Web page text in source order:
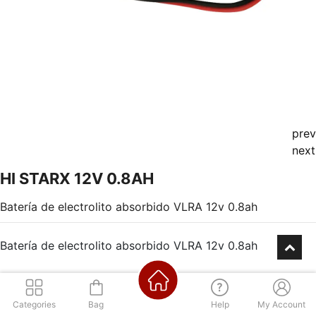
prev
next
HI STARX 12V 0.8AH
Batería de electrolito absorbido VLRA 12v 0.8ah
Batería de electrolito absorbido VLRA 12v 0.8ah
Consultá por nuestra financiación
Categories Bag Help My Account